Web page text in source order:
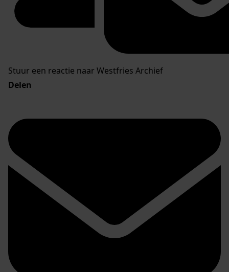
Stuur een reactie naar Westfries Archief
Delen